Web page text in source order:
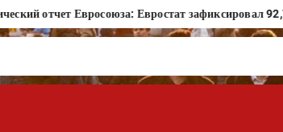
отчет Евросоюза: Евростат зафиксировал 92,7